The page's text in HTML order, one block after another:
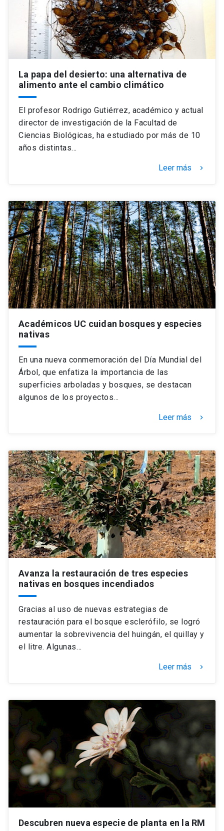
La papa del desierto: una alternativa de
alimento ante el cambio climático
El profesor Rodrigo Gutiérrez, académico y actual
director de investigación de la Facultad de
Ciencias Biológicas, ha estudiado por más de 10
años distintas…
Leer más keyboard_arrow_right
Académicos UC cuidan bosques y especies
nativas
En una nueva conmemoración del Día Mundial del
Árbol, que enfatiza la importancia de las
superficies arboladas y bosques, se destacan
algunos de los proyectos…
Leer más keyboard_arrow_right
Avanza la restauración de tres especies
nativas en bosques incendiados
Gracias al uso de nuevas estrategias de
restauración para el bosque esclerófilo, se logró
aumentar la sobrevivencia del huingán, el quillay y
el litre. Algunas…
Leer más keyboard_arrow_right
Descubren nueva especie de planta en la RM